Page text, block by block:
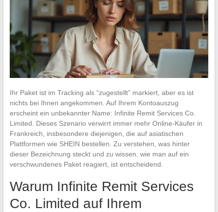
Ihr Paket ist im Tracking als “zugestellt” markiert, aber es ist
nichts bei Ihnen angekommen. Auf Ihrem Kontoauszug
erscheint ein unbekannter Name: Infinite Remit Services Co.
Limited. Dieses Szenario verwirrt immer mehr Online-Käufer in
Frankreich, insbesondere diejenigen, die auf asiatischen
Plattformen wie SHEIN bestellen. Zu verstehen, was hinter
dieser Bezeichnung steckt und zu wissen, wie man auf ein
verschwundenes Paket reagiert, ist entscheidend.
Warum Infinite Remit Services
Co. Limited auf Ihrem